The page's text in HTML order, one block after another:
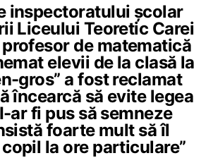
inspectoratului școlar
Liceului Teoretic Carei
de matematică
elevii de la clasă la
gros” a fost reclamat
încearcă să evite legea
ar fi pus să semneze
foarte mult să îl
la ore particulare”